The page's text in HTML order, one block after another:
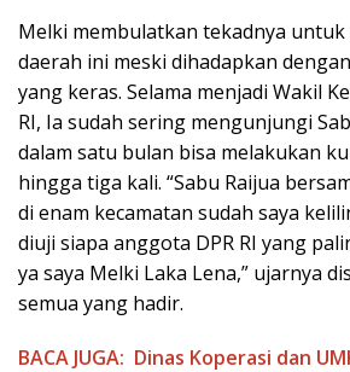
Melki membulatkan tekadnya
daerah ini meski dihadapkan
yang keras. Selama menjadi Wakil
RI, Ia sudah sering mengunjungi
dalam satu bulan bisa melakukan
hingga tiga kali. “Sabu Raijua
di enam kecamatan sudah saya
diuji siapa anggota DPR RI yang
ya saya Melki Laka Lena,” ujarnya
semua yang hadir.
BACA JUGA: Dinas Koperasi dan